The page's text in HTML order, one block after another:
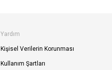
Yardım
Kişisel Verilerin Korunması
Kullanım Şartları